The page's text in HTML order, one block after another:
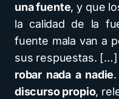
una fuente, y que
la calidad de la
fuente mala van a
sus respuestas. […]
robar nada a nadie
discurso propio,